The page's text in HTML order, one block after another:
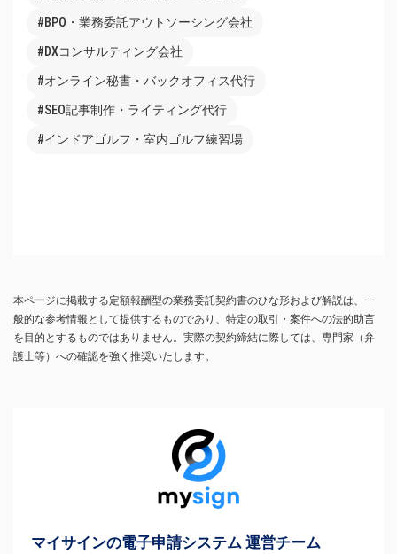
#BPO・業務委託アウトソーシング会社
#DXコンサルティング会社
#オンライン秘書・バックオフィス代行
#SEO記事制作・ライティング代行
#インドアゴルフ・室内ゴルフ練習場
本ページに掲載する定額報酬型の業務委託契約書のひな形および解説は、一
般的な参考情報として提供するものであり、特定の取引・案件への法的助言
を目的とするものではありません。実際の契約締結に際しては、専門家（弁
護士等）への確認を強く推奨いたします。
マイサインの電子申請システム 運営チーム